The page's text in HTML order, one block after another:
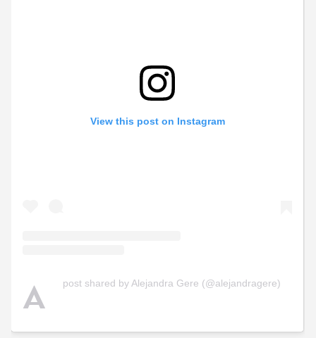
View this post on Instagram
A post shared by Alejandra Gere (@alejandragere)